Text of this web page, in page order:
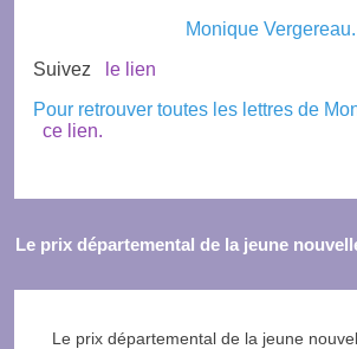
Monique Vergereau.
Suivez
le lien
Pour retrouver toutes les lettres de
ce lien.
Le prix départemental de la jeune
Le prix départemental de la jeune